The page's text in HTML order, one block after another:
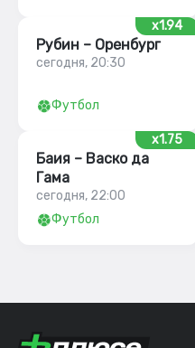
x1.94
Рубин – Оренбург
сегодня, 20:30
Футбол
x1.75
Баия – Васко да
Гама
сегодня, 22:00
Футбол